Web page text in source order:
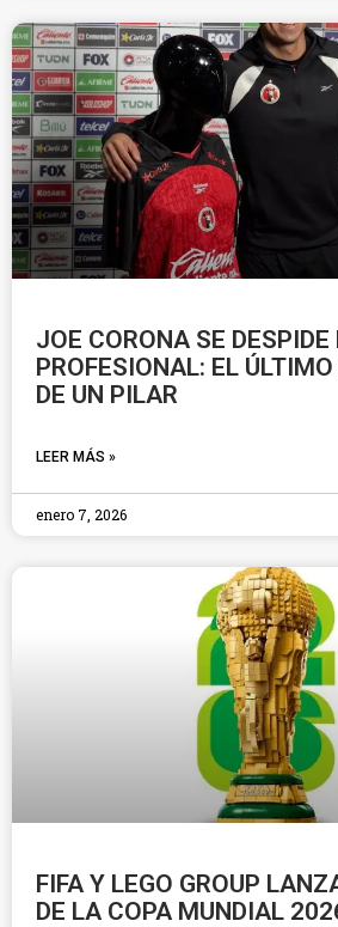
JOE CORONA SE DESPIDE
PROFESIONAL: EL
DE UN PILAR
LEER MÁS »
enero 7, 2026
FIFA Y LEGO GROUP
DE LA COPA MUNDIAL